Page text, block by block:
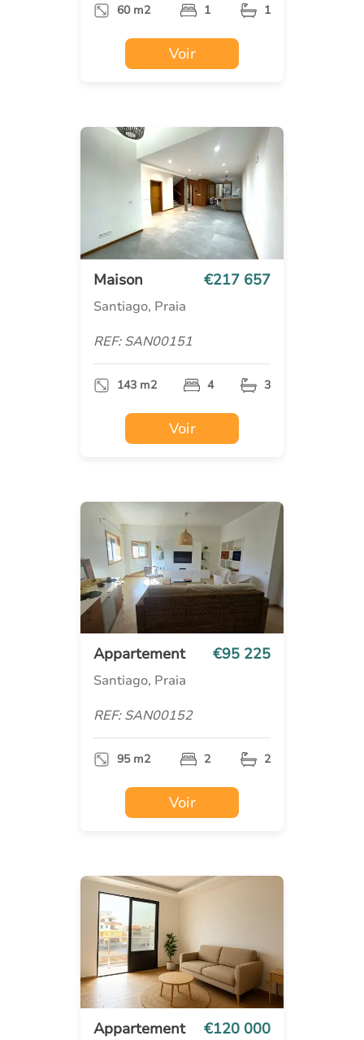
60 m2 1 1
Voir
Maison €217 657
Santiago, Praia
REF: SAN00151
143 m2 4 3
Voir
Appartement €95 225
Santiago, Praia
REF: SAN00152
95 m2 2 2
Voir
Appartement €120 000